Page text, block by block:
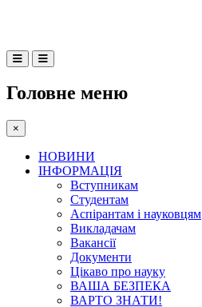
Головне меню
×
НОВИНИ
ІНФОРМАЦІЯ
Вступникам
Студентам
Аспірантам і науковцям
Викладачам
Вакансії
Документи
Цікаво про науку
ВАША БЕЗПЕКА
ВАРТО ЗНАТИ!